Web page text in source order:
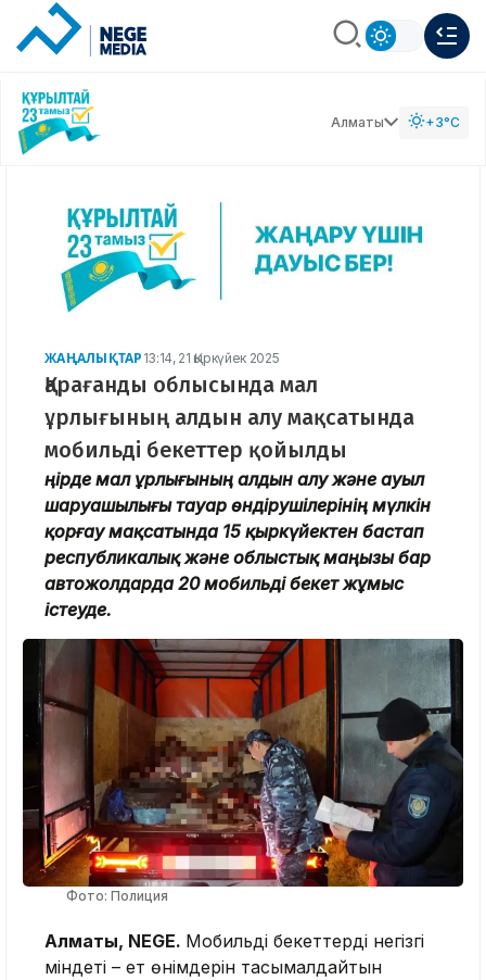
Алматы +3°C
ЖАҢАЛЫҚТАР 13:14, 21 Қыркүйек 2025
Қарағанды облысында мал
ұрлығының алдын алу мақсатында
мобильді бекеттер қойылды
Өңірде мал ұрлығының алдын алу және ауыл
шаруашылығы тауар өндірушілерінің мүлкін
қорғау мақсатында 15 қыркүйектен бастап
республикалық және облыстық маңызы бар
автожолдарда 20 мобильді бекет жұмыс
істеуде.
Фото: Полиция
Алматы, NEGE. Мобильді бекеттердің негізгі
міндеті – ет өнімдерін тасымалдайтын